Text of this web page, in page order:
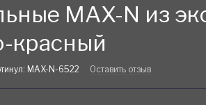
MAX-N из
красный
MAX-N-6522 Оставить отзыв